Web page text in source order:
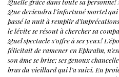
Que deviendra l’infortunémortel qui
passé la nuit à remplir
le lévite se résout à chercher sa
Quel spectacle s’offre à ses yeux!
félicitait de ramener en Ephraïm,
son âme se brise; ses genoux
bras du vieillard qui l’a suivi. En